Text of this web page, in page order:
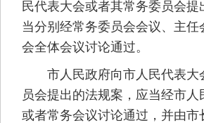
民代表大会或者其常务委员会提
当分别经常务委员会会议、主任
会全体会议讨论通过。
市人民政府向市人民代表大
员会提出的法规案，应当经市人
或者常务会议讨论通过，并由市